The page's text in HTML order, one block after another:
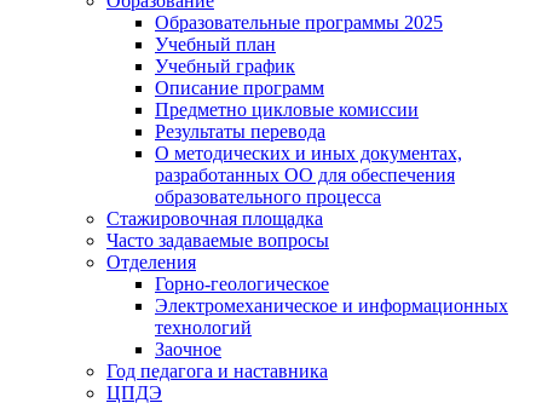
Образовательные программы 2025
Учебный план
Учебный график
Описание программ
Предметно цикловые комиссии
Результаты перевода
О методических и иных документах,
разработанных ОО для обеспечения
образовательного процесса
Стажировочная площадка
Часто задаваемые вопросы
Отделения
Горно-геологическое
Электромеханическое и информационных
технологий
Заочное
Год педагога и наставника
ЦПДЭ